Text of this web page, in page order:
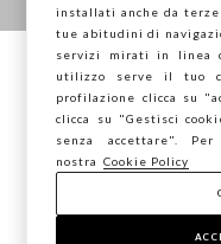
Seguici su
Stai navigando su
salvare la tua
installati anche da
tue abitudini di
servizi mirati in linea
utilizzo serve il tuo
profilazione clicca su
clicca su "Gestisci
senza accettare".
nostra
Cookie Policy